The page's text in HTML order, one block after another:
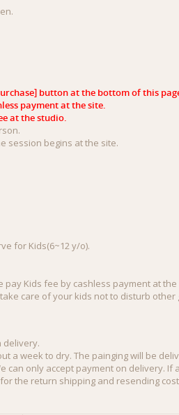
button at the bottom of this
payment at the site.
at the studio.
session begins at the site.
for Kids(6~12 y/o).
pay Kids fee by cashless payment at the
care of your kids not to disturb other
delivery.
a week to dry. The painging will be
can only accept payment on delivery.
the return shipping and resending